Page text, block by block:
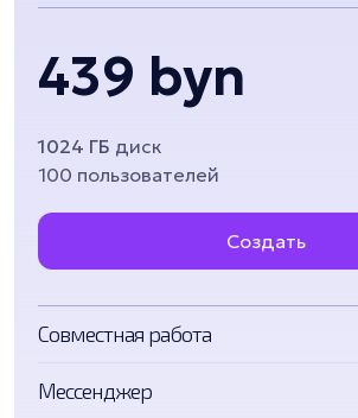
439 byn
1024 ГБ диск
100 пользователей
Создать
Совместная работа
Мессенджер